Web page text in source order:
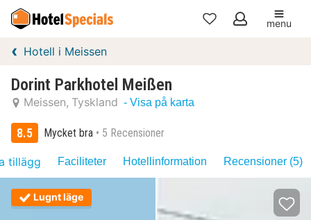
Mina
menu
Hotell i Meissen
Dorint Parkhotel Meißen
Meissen Tyskland - Visa på karta
8.5 Mycket bra 5 Recensioner
tillägg Faciliteter Hotellinformation Recensioner (5)
Lugnt läge